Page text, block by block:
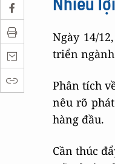
Ngày 14/
triển
Phân tích
nêu rõ
hàng đầu.
Cần thúc